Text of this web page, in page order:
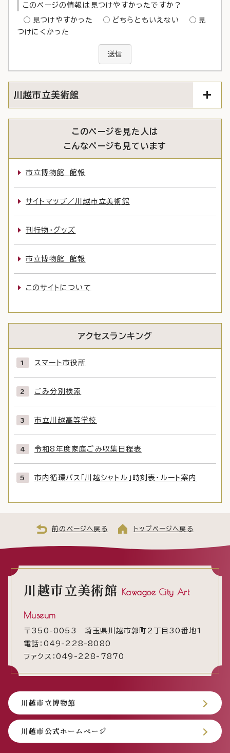
このページの情報は見つけやすかったですか？
見つけやすかった どちらともいえない
見
つけにくかった
送信
川越市立美術館
このページを見た人は
こんなページも見ています
市立博物館 館報
サイトマップ／川越市立美術館
刊行物・グッズ
市立博物館 館報
このサイトについて
アクセスランキング
スマート市役所
ごみ分別検索
市立川越高等学校
令和8年度家庭ごみ収集日程表
市内循環バス「川越シャトル」時刻表・ルート案内
前のページへ戻る トップページへ戻る
川越市立美術館 Kawagoe City Art
Museum
〒350-0053 埼玉県川越市郭町2丁目30番地1
電話：049-228-8080
ファクス：049-228-7870
川越市立博物館
川越市公式ホームページ